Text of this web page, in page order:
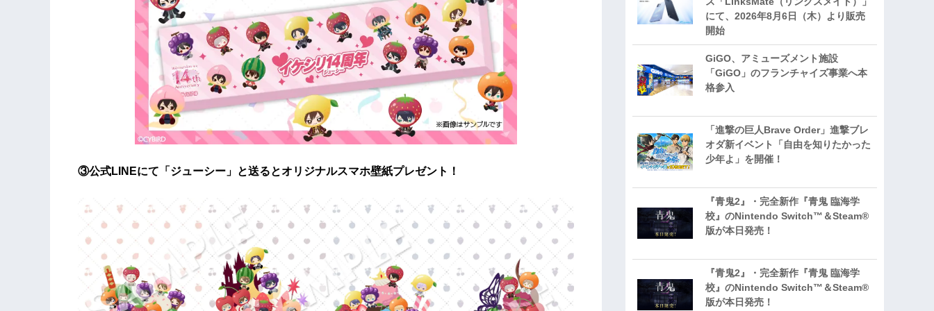
③公式LINEにて「ジューシー」と送るとオリジナルスマホ壁紙プレゼント！
にて、2026年8月6日（木）より販売
開始
GiGO、アミューズメント施設
「GiGO」のフランチャイズ事業へ本
格参入
「進撃の巨人Brave Order」進撃ブレ
オダ新イベント「自由を知りたかった
少年よ」を開催！
『青鬼2』・完全新作『青鬼 臨海学
校』のNintendo Switch™＆Steam®
版が本日発売！
『青鬼2』・完全新作『青鬼 臨海学
校』のNintendo Switch™＆Steam®
版が本日発売！